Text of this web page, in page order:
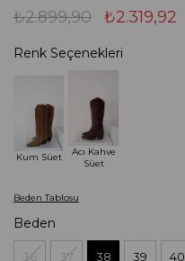
₺2.899,90 ₺2.319,92
Renk Seçenekleri
Kum Süet
Acı Kahve
Süet
Beden Tablosu
Beden
36 37 38 39 40